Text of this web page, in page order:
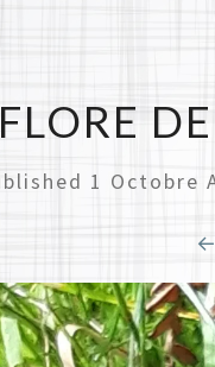
FLORE
1 Octobre